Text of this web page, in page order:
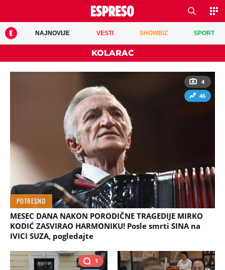
NAJNOVIJE VESTI SHOWBIZ SPORT
KOLARAC
4
46
POTRESNO
MESEC DANA NAKON PORODIČNE TRAGEDIJE MIRKO
KODIĆ ZASVIRAO HARMONIKU! Posle smrti SINA na
IVICI SUZA, pogledajte
1